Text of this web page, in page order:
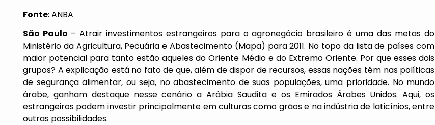
Fonte: ANBA
São Paulo – Atrair investimentos estrangeiros para o agronegócio brasileiro é uma das metas do
Ministério da Agricultura, Pecuária e Abastecimento (Mapa) para 2011. No topo da lista de países com
maior potencial para tanto estão aqueles do Oriente Médio e do Extremo Oriente. Por que esses dois
grupos? A explicação está no fato de que, além de dispor de recursos, essas nações têm nas políticas
de segurança alimentar, ou seja, no abastecimento de suas populações, uma prioridade. No mundo
árabe, ganham destaque nesse cenário a Arábia Saudita e os Emirados Árabes Unidos. Aqui, os
estrangeiros podem investir principalmente em culturas como grãos e na indústria de laticínios, entre
outras possibilidades.